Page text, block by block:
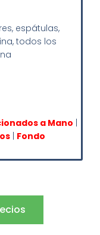
espátulas,
todos los
a Mano |
| Fondo